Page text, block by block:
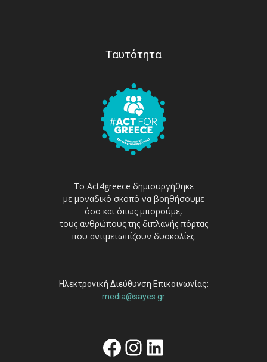
Ταυτότητα
Το Act4greece δημιουργήθηκε
με μοναδικό σκοπό να βοηθήσουμε
όσο και όπως μπορούμε,
τους ανθρώπους της διπλανής πόρτας
που αντιμετωπίζουν δυσκολίες.
Ηλεκτρονική Διεύθυνση Επικοινωνίας:
media@sayes.gr
Facebook
Instagram
Linkedin